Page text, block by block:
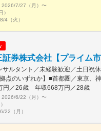
囲：変更なし※就業規則 第44条に
2026/7/27（月） 〜
）
4（火）
証券株式会社【プライム市
サルタント／未経験歓迎／土日祝
円／26歳 年収668万円／28歳
2026/6/22（月） 〜
22（月）